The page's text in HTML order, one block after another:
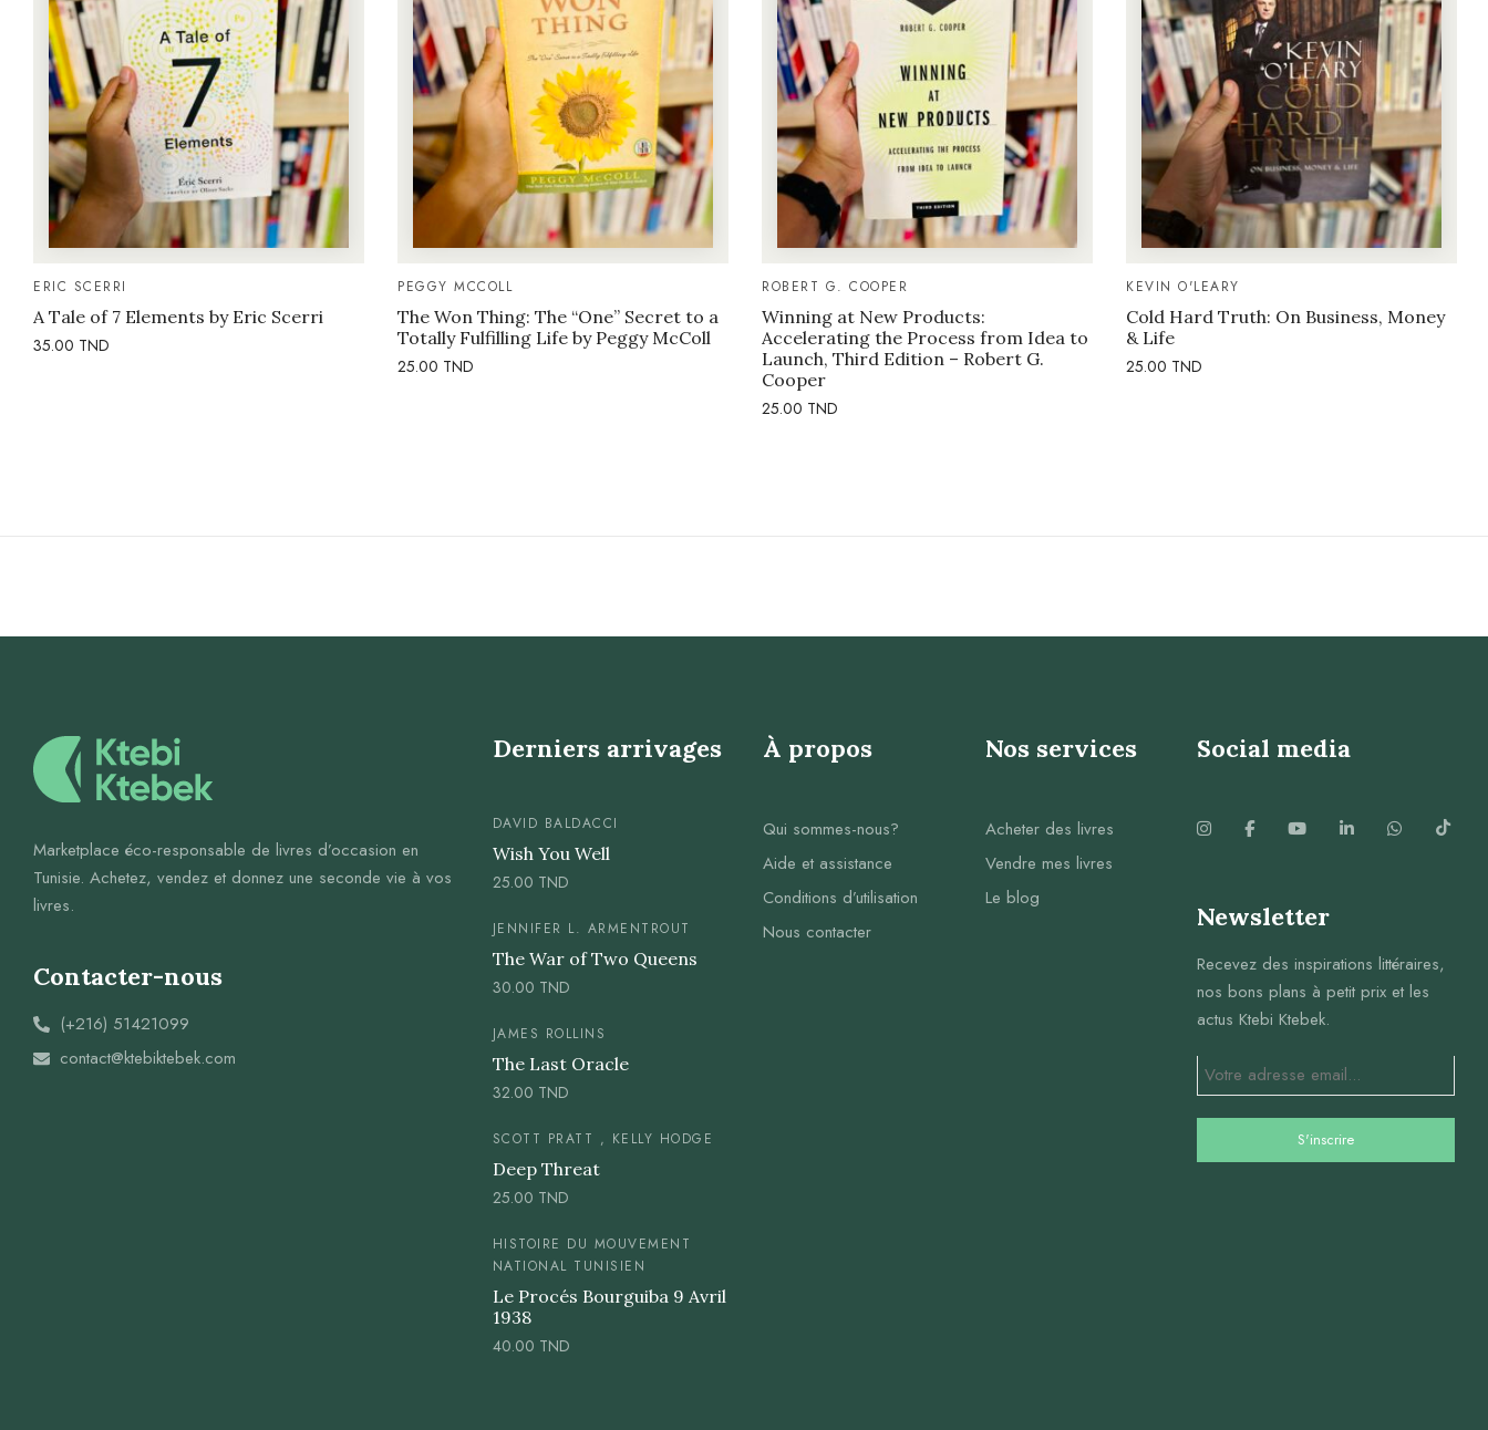
ERIC SCERRI
A Tale of 7 Elements by Eric Scerri
35.00 TND
PEGGY MCCOLL
The Won Thing: The “One” Secret to a
Totally Fulfilling Life by Peggy McColl
25.00 TND
ROBERT G. COOPER
Winning at New Products:
Accelerating the Process from Idea to
Launch, Third Edition – Robert G.
Cooper
25.00 TND
KEVIN O'LEARY
Cold Hard Truth: On Business, Money
& Life
25.00 TND
Marketplace éco-responsable de livres d’occasion en
Tunisie. Achetez, vendez et donnez une seconde vie à vos
livres.
Contacter-nous
(+216) 51421099
contact@ktebiktebek.com
Derniers arrivages
DAVID BALDACCI
Wish You Well
25.00 TND
JENNIFER L. ARMENTROUT
The War of Two Queens
30.00 TND
JAMES ROLLINS
The Last Oracle
32.00 TND
SCOTT PRATT , KELLY HODGE
Deep Threat
25.00 TND
HISTOIRE DU MOUVEMENT
NATIONAL TUNISIEN
Le Procés Bourguiba 9 Avril
1938
40.00 TND
À propos
Qui sommes-nous?
Aide et assistance
Conditions d’utilisation
Nous contacter
Nos services
Acheter des livres
Vendre mes livres
Le blog
Social media
Newsletter
Recevez des inspirations littéraires,
nos bons plans à petit prix et les
actus Ktebi Ktebek.